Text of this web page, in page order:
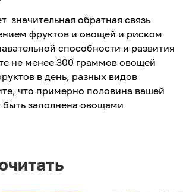
значительная обратная связь
фруктов и овощей и риском
способности и развития
не менее 300 граммов овощей
в день, разных видов
что примерно половина вашей
заполнена овощами